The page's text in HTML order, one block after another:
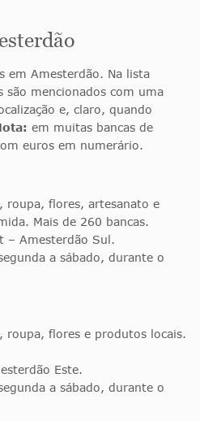
em Amesterdão. Na lista
são mencionados com uma
e, claro, quando
em muitas bancas de
euros em numerário.
roupa, flores, artesanato e
Mais de 260 bancas.
– Amesterdão Sul.
a sábado, durante o
roupa, flores e produtos locais.
Este.
a sábado, durante o